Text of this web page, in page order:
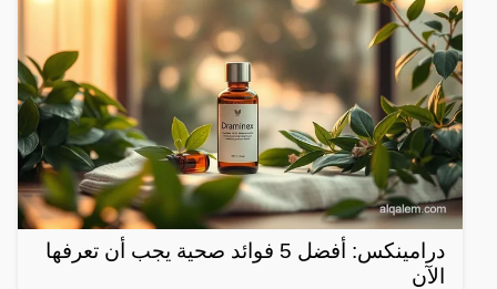
درامينكس: أفضل 5 فوائد صحية يجب أن تعرفها
الآن